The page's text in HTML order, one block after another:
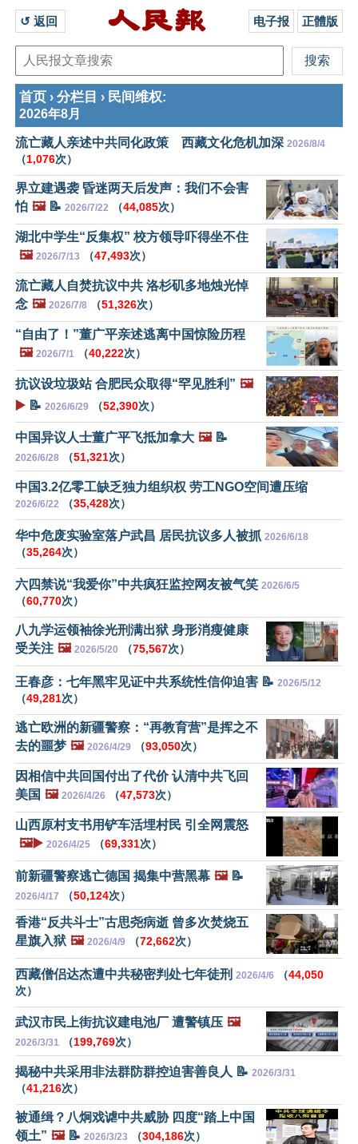
↺ 返回 电子报 正體版
首页 › 分栏目 › 民间维权:
2026年8月
流亡藏人亲述中共同化政策 西藏文化危机加深 2026/8/4
（1,076次）
界立建遇袭 昏迷两天后发声：我们不会害
怕 🖼️📝 2026/7/22 （44,085次）
湖北中学生“反集权” 校方领导吓得坐不住
🖼️ 2026/7/13 （47,493次）
流亡藏人自焚抗议中共 洛杉矶多地烛光悼
念 🖼️ 2026/7/8 （51,326次）
“自由了！”董广平亲述逃离中国惊险历程
🖼️ 2026/7/1 （40,222次）
抗议设垃圾站 合肥民众取得“罕见胜利” 🖼️
▶️ 📝 2026/6/29 （52,390次）
中国异议人士董广平飞抵加拿大 🖼️📝
2026/6/28 （51,321次）
中国3.2亿零工缺乏独力组织权 劳工NGO空间遭压缩
2026/6/22 （35,428次）
华中危废实验室落户武昌 居民抗议多人被抓 2026/6/18
（35,264次）
六四禁说“我爱你”中共疯狂监控网友被气笑 2026/6/5
（60,770次）
八九学运领袖徐光刑满出狱 身形消瘦健康
受关注 🖼️ 2026/5/20 （75,567次）
王春彦：七年黑牢见证中共系统性信仰迫害 📝 2026/5/12
（49,281次）
逃亡欧洲的新疆警察：“再教育营”是挥之不
去的噩梦 🖼️ 2026/4/29 （93,050次）
因相信中共回国付出了代价 认清中共飞回
美国 🖼️ 2026/4/26 （47,573次）
山西原村支书用铲车活埋村民 引全网震怒
🖼️▶️ 2026/4/25 （69,331次）
前新疆警察逃亡德国 揭集中营黑幕 🖼️📝
2026/4/17 （50,124次）
香港“反共斗士”古思尧病逝 曾多次焚烧五
星旗入狱 🖼️ 2026/4/9 （72,662次）
西藏僧侣达杰遭中共秘密判处七年徒刑 2026/4/6 （44,050
次）
武汉市民上街抗议建电池厂 遭警镇压 🖼️
2026/3/31 （199,769次）
揭秘中共采用非法群防群控迫害善良人 📝 2026/3/31
（41,216次）
被通缉？八炯戏谑中共威胁 四度“踏上中国
领土” 🖼️📝 2026/3/23 （304,186次）